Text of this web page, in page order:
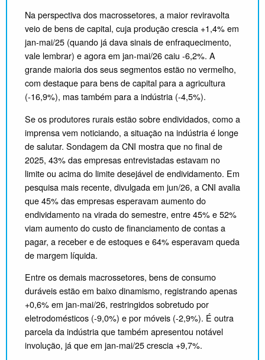
Na perspectiva dos macrossetores, a maior reviravolta
veio de bens de capital, cuja produção crescia +1,4% em
jan-mai/25 (quando já dava sinais de enfraquecimento,
vale lembrar) e agora em jan-mai/26 caiu -6,2%. A
grande maioria dos seus segmentos estão no vermelho,
com destaque para bens de capital para a agricultura
(-16,9%), mas também para a indústria (-4,5%).
Se os produtores rurais estão sobre endividados, como a
imprensa vem noticiando, a situação na indústria é longe
de salutar. Sondagem da CNI mostra que no final de
2025, 43% das empresas entrevistadas estavam no
limite ou acima do limite desejável de endividamento. Em
pesquisa mais recente, divulgada em jun/26, a CNI avalia
que 45% das empresas esperavam aumento do
endividamento na virada do semestre, entre 45% e 52%
viam aumento do custo de financiamento de contas a
pagar, a receber e de estoques e 64% esperavam queda
de margem líquida.
Entre os demais macrossetores, bens de consumo
duráveis estão em baixo dinamismo, registrando apenas
+0,6% em jan-mai/26, restringidos sobretudo por
eletrodomésticos (-9,0%) e por móveis (-2,9%). É outra
parcela da indústria que também apresentou notável
involução, já que em jan-mai/25 crescia +9,7%.